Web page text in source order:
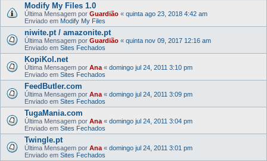
Modify My Files 1.0
Última Mensagem por Guardião « quinta ago 23, 2018 4:42 am
Enviado em Modify My Files
niwite.pt / amazonite.pt
Última Mensagem por Guardião « quinta nov 09, 2017 12:16 am
Enviado em Sites Fechados
KopiKol.net
Última Mensagem por Ana « domingo jul 24, 2011 3:10 pm
Enviado em Sites Fechados
FeedButler.com
Última Mensagem por Ana « domingo jul 24, 2011 3:09 pm
Enviado em Sites Fechados
TugaMania.com
Última Mensagem por Ana « domingo jul 24, 2011 3:04 pm
Enviado em Sites Fechados
Twingle.pt
Última Mensagem por Ana « domingo jul 24, 2011 3:01 pm
Enviado em Sites Fechados